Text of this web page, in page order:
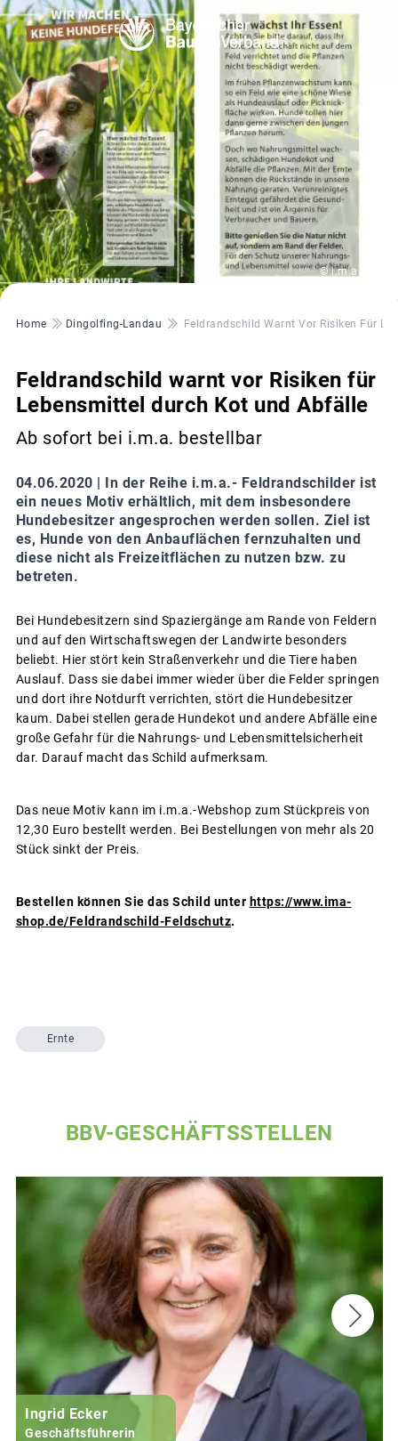
© i.m.a. e.V.
Pfadnavigation
Home Dingolfing-Landau Feldrandschild Warnt Vor Risiken Für
Feldrandschild warnt vor Risiken für
Lebensmittel durch Kot und Abfälle
Ab sofort bei i.m.a. bestellbar
04.06.2020 | In der Reihe i.m.a.- Feldrandschilder ist
ein neues Motiv erhältlich, mit dem insbesondere
Hundebesitzer angesprochen werden sollen. Ziel ist
es, Hunde von den Anbauflächen fernzuhalten und
diese nicht als Freizeitflächen zu nutzen bzw. zu
betreten.
Bei Hundebesitzern sind Spaziergänge am Rande von Feldern
und auf den Wirtschaftswegen der Landwirte besonders
beliebt. Hier stört kein Straßenverkehr und die Tiere haben
Auslauf. Dass sie dabei immer wieder über die Felder springen
und dort ihre Notdurft verrichten, stört die Hundebesitzer
kaum. Dabei stellen gerade Hundekot und andere Abfälle eine
große Gefahr für die Nahrungs- und Lebensmittelsicherheit
dar. Darauf macht das Schild aufmerksam.
Das neue Motiv kann im i.m.a.-Webshop zum Stückpreis von
12,30 Euro bestellt werden. Bei Bestellungen von mehr als 20
Stück sinkt der Preis.
Bestellen können Sie das Schild unter https://www.ima-
shop.de/Feldrandschild-Feldschutz.
Ernte
BBV-GESCHÄFTSSTELLEN
Ingrid Ecker
Geschäftsführerin